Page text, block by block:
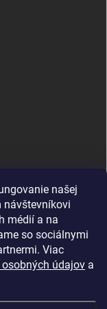
našej
návštevníkovi
médií a na
so sociálnymi
Viac
údajov a
na FB